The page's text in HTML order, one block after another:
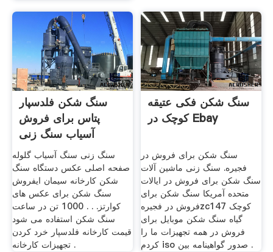
سنگ شکن فلدسپار
پتاس برای فروش
آسیاب سنگ زنی
سنگ زنی سنگ آسیاب گلوله
صفحه اصلی عکس دستگاه سنگ
شکن کارخانه سیمان ایفروش
سنگ شکن برای عکس های
کوارتز. . . 1000 تن در ساعت
سنگ شکن استفاده می شود
قیمت کارخانه فلدسپار خرد کردن
تجهیزات کارخانه .
سنگ شکن فکی عتیقه
کوچک در Ebay
سنگ شکن برای فروش در
فجیره. سنگ زنی ماشین آلات
سنگ شکن برای فروش در ایالات
متحده آمریکا سنگ شکن برای
فروش در فجیرهzc147 کوچک
گیاه سنگ شکن موبایل برای
فروش در همه تجهیزات ما را
کردم iso صدور گواهینامه بین .